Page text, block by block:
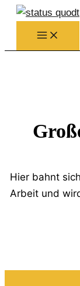
Zum
Inhalt
springen
Hier bahnt
Arbeit und